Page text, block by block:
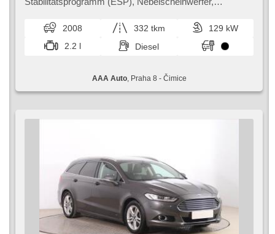
Servolenkung, Autoradio, Handgetriebe
2008 332 tkm
129 kW
2.2 l
Diesel
AAA Auto, Praha 8 - Čimice